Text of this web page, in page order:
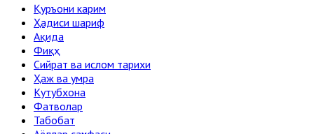
Қуръони карим
Ҳадиси шариф
Ақида
Фиқҳ
Сийрат ва ислом тарихи
Ҳаж ва умра
Кутубхона
Фатволар
Табобат